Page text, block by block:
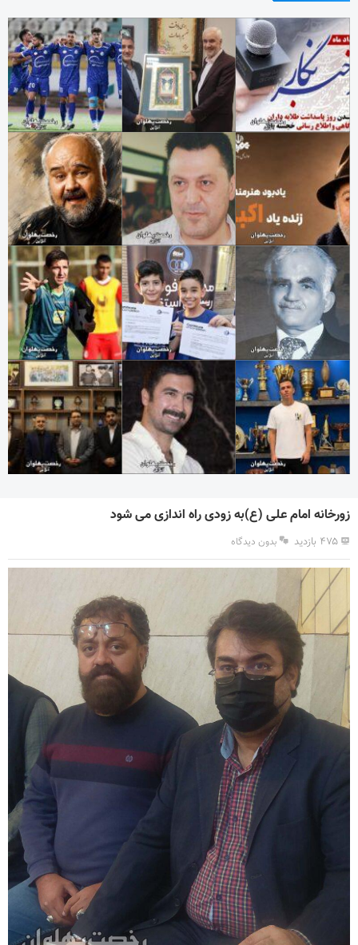
زورخانه امام علی (ع)به زودی راه اندازی می شود
۴۷۵ بازدید بدون دیدگاه